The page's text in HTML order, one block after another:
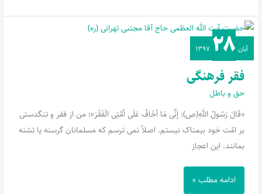
آبان ۲۸ ۱۳۹۷
فقر فرهنگی
حق و باطل
«قَالَ رَسُولُ اللهِ(ص): إنِّی مَا أخَافُ عَلَی اُمَّتِی الْفَقْرَ»؛ من از فقر و تنگدستی
بر امّت خود بیمناک نیستم. اصلاً نمی ترسم که مسلمانان گرسنه یا تشنه
بمانند. این اعجاز
فقر
فرهنگی
ادامه مطلب »